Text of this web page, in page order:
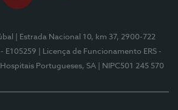
| Estrada Nacional 10, km 37, 2900-722
- E105259
| Licença de Funcionamento ERS -
Hospitais Portugueses, SA | NIPC501 245 570